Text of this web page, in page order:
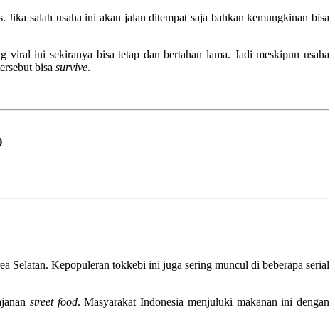
Jika salah usaha ini akan jalan ditempat saja bahkan kemungkinan bisa
ini sekiranya bisa tetap dan bertahan lama. Jadi meskipun usaha
bisa survive.
Selatan. Kepopuleran tokkebi ini juga sering muncul di beberapa serial
street food. Masyarakat Indonesia menjuluki makanan ini dengan